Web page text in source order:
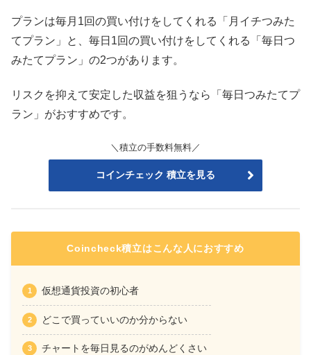
プランは毎月1回の買い付けをしてくれる「月イチつみた
てプラン」と、毎日1回の買い付けをしてくれる「毎日つ
みたてプラン」の2つがあります。
リスクを抑えて安定した収益を狙うなら「毎日つみたてプ
ラン」がおすすめです。
＼積立の手数料無料／
コインチェック 積立を見る
Coincheck積立はこんな人におすすめ
仮想通貨投資の初心者
どこで買っていいのか分からない
チャートを毎日見るのがめんどくさい